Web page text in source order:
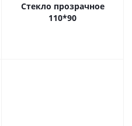
Стекло прозрачное
110*90